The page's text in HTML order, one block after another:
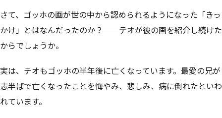
さて、ゴッホの画が世の中から認められるようになった「きっ
かけ」とはなんだったのか？──テオが彼の画を紹介し続けた
からでしょうか。
実は、テオもゴッホの半年後に亡くなっています。最愛の兄が
志半ばで亡くなったことを悔やみ、悲しみ、病に倒れたといわ
れています。